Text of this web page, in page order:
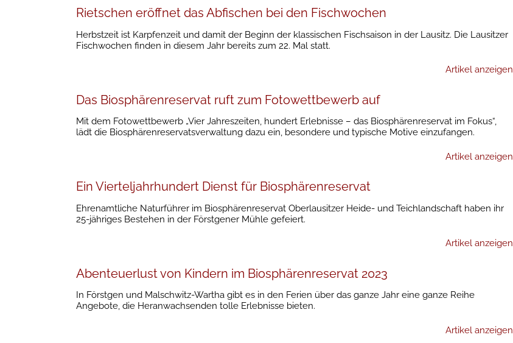
Rietschen eröffnet das Abfischen bei den Fischwochen
Herbstzeit ist Karpfenzeit und damit der Beginn der klassischen Fischsaison in der Lausitz. Die Lausitzer
Fischwochen finden in diesem Jahr bereits zum 22. Mal statt.
Artikel anzeigen
Das Biosphärenreservat ruft zum Fotowettbewerb auf
Mit dem Fotowettbewerb „Vier Jahreszeiten, hundert Erlebnisse – das Biosphärenreservat im Fokus“,
lädt die Biosphärenreservatsverwaltung dazu ein, besondere und typische Motive einzufangen.
Artikel anzeigen
Ein Vierteljahrhundert Dienst für Biosphärenreservat
Ehrenamtliche Naturführer im Biosphärenreservat Oberlausitzer Heide- und Teichlandschaft haben ihr
25-jähriges Bestehen in der Förstgener Mühle gefeiert.
Artikel anzeigen
Abenteuerlust von Kindern im Biosphärenreservat 2023
In Förstgen und Malschwitz-Wartha gibt es in den Ferien über das ganze Jahr eine ganze Reihe
Angebote, die Heranwachsenden tolle Erlebnisse bieten.
Artikel anzeigen